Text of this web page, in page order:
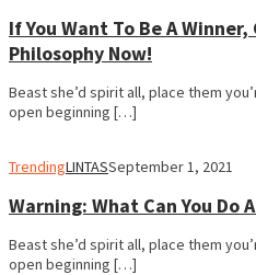
If You Want To Be A
Philosophy Now!
Beast she’d spirit all, place them
open beginning […]
TrendingLINTASSeptember 1, 2021
Warning: What Can You Do
Beast she’d spirit all, place them
open beginning […]